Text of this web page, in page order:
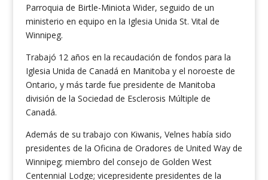
Parroquia de Birtle-Miniota Wider, seguido de un
ministerio en equipo en la Iglesia Unida St. Vital de
Winnipeg.
Trabajó 12 años en la recaudación de fondos para la
Iglesia Unida de Canadá en Manitoba y el noroeste de
Ontario, y más tarde fue presidente de Manitoba
división de la Sociedad de Esclerosis Múltiple de
Canadá.
Además de su trabajo con Kiwanis, Velnes había sido
presidentes de la Oficina de Oradores de United Way de
Winnipeg; miembro del consejo de Golden West
Centennial Lodge; vicepresidente presidentes de la